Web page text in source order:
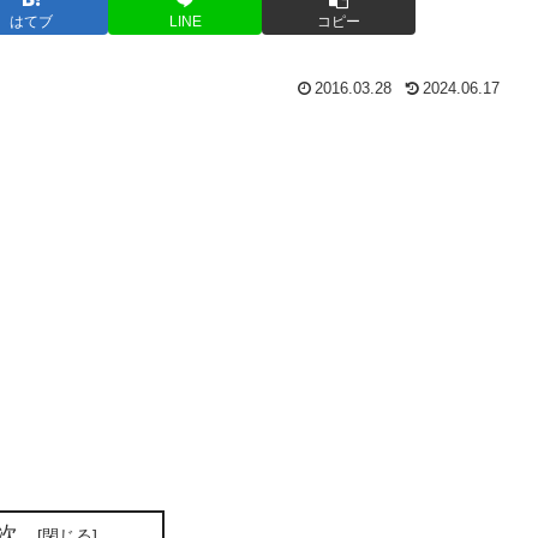
はてブ LINE コピー
2016.03.28 2024.06.17